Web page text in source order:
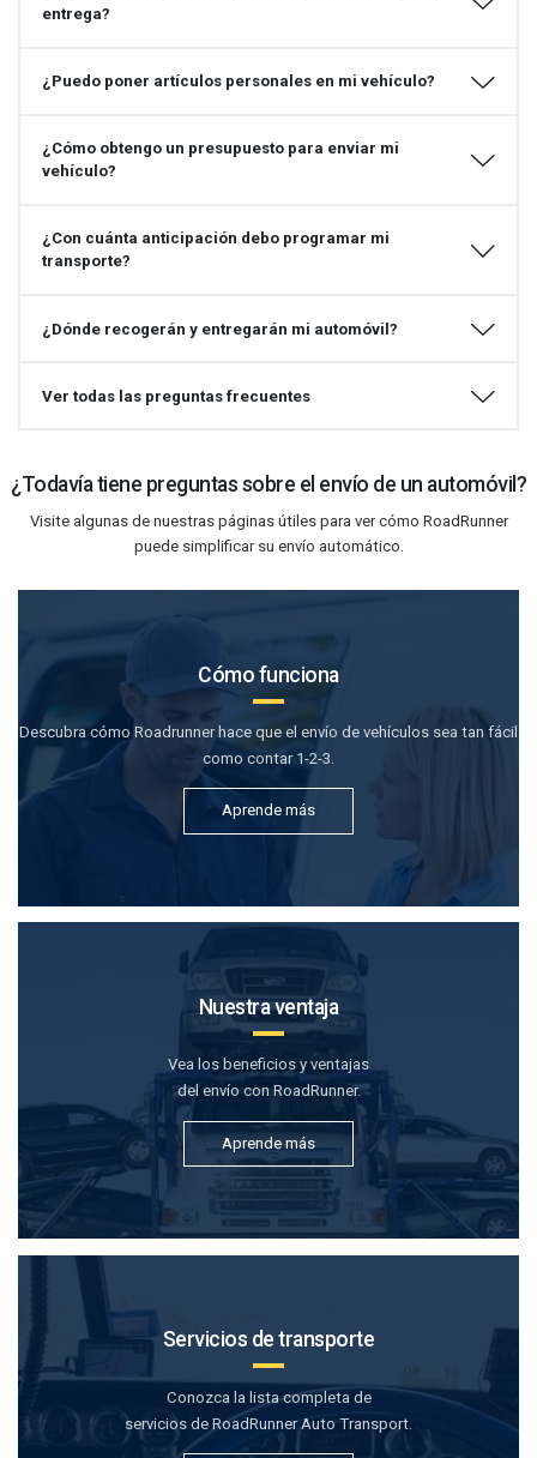
entrega?
¿Puedo poner artículos personales en mi vehículo?
¿Cómo obtengo un presupuesto para enviar mi
vehículo?
¿Con cuánta anticipación debo programar mi
transporte?
¿Dónde recogerán y entregarán mi automóvil?
Ver todas las preguntas frecuentes
¿Todavía tiene preguntas sobre el envío de un automóvil?
Visite algunas de nuestras páginas útiles para ver cómo RoadRunner
puede simplificar su envío automático.
Cómo funciona
Descubra cómo Roadrunner hace que el envío de vehículos sea tan fácil
como contar 1-2-3.
Aprende más
Nuestra ventaja
Vea los beneficios y ventajas
del envío con RoadRunner.
Aprende más
Servicios de transporte
Conozca la lista completa de
servicios de RoadRunner Auto Transport.